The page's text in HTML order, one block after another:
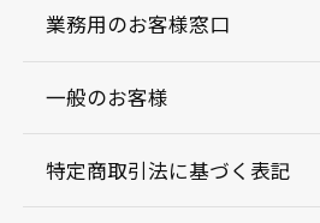
業務用のお客様窓口
一般のお客様
特定商取引法に基づく表記